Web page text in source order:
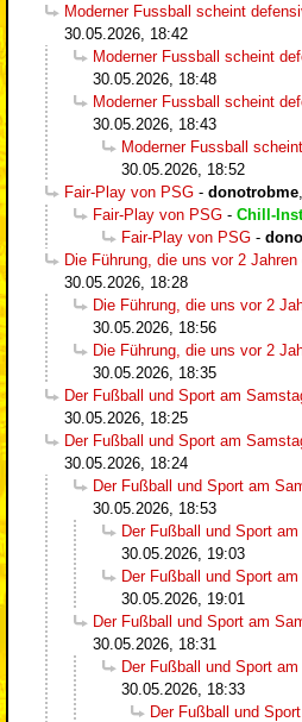
Moderner Fussball scheint
30.05.2026, 18:42
Moderner Fussball scheint
30.05.2026, 18:48
Moderner Fussball scheint
30.05.2026, 18:43
Moderner Fussball
30.05.2026, 18:52
Fair-Play von PSG - donotrobme
Fair-Play von PSG - Chill-
Fair-Play von PSG -
Die Führung, die uns vor 2
30.05.2026, 18:28
Die Führung, die uns vor 2
30.05.2026, 18:56
Die Führung, die uns vor 2
30.05.2026, 18:35
Der Fußball und Sport am
30.05.2026, 18:25
Der Fußball und Sport am
30.05.2026, 18:24
Der Fußball und Sport am
30.05.2026, 18:53
Der Fußball und Sport
30.05.2026, 19:03
Der Fußball und Sport
30.05.2026, 19:01
Der Fußball und Sport am
30.05.2026, 18:31
Der Fußball und Sport
30.05.2026, 18:33
Der Fußball und